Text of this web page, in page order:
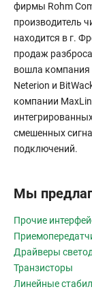
фирмы Rohm
производитель
находится в г.
продаж
вошла компания
Neterion и
компании
смешенных
подключений.
Мы
Прочие
Драйверы
Транзисторы
Линейные